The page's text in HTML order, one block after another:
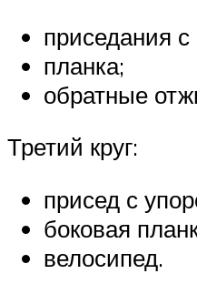
приседания
планка;
обратные
Третий круг:
присед с
боковая
велосипед.